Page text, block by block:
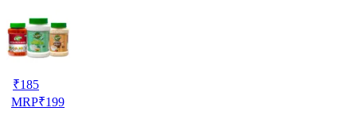
₹185
MRP₹199